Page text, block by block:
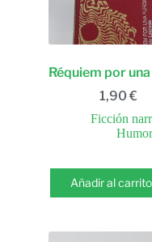
Réquiem por
1,90€
Ficción
Añadir al carrito